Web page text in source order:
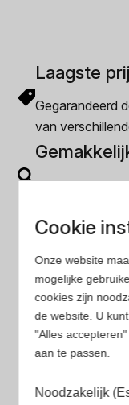
Laagste
Gegarandeerd
van
Op onze
Bespaar
Wij hebben alle
minder tijd en
Populaire
Amouage Heren
Aramis Heren
Cookie
Onze website
mogelijke
cookies zijn
de website. U
"Alles
aan te passen.
Noodzakelijk